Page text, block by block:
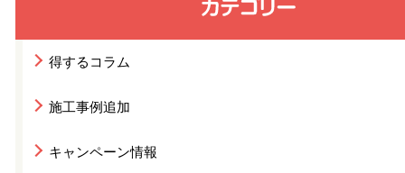
得するコラム
施工事例追加
キャンペーン情報